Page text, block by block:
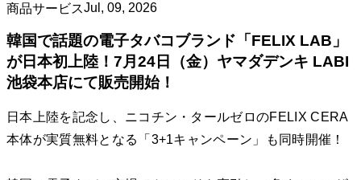
商品サービスJul, 09, 2026
韓国で話題の電子タバコブランド「FELIX LAB」
が日本初上陸！7月24日（金）ヤマダデンキ LABI
池袋本店にて販売開始！
日本上陸を記念し、ニコチン・タールゼロのFELIX CERA
本体が実質無料となる「3+1キャンペーン」も同時開催！